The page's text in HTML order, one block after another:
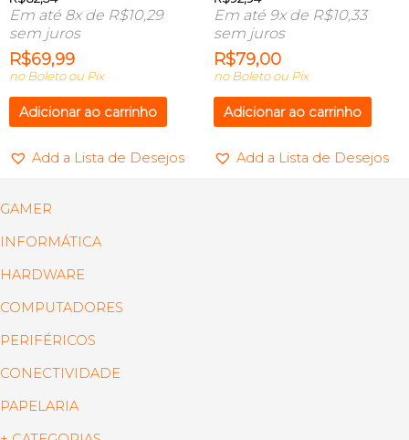
Em até 8x de R$10,29
sem juros
R$69,99
no Boleto ou Pix
Adicionar ao carrinho
Add a Lista de Desejos
Em até 9x de R$10,33
sem juros
R$79,00
no Boleto ou Pix
Adicionar ao carrinho
Add a Lista de Desejos
GAMER
INFORMÁTICA
HARDWARE
COMPUTADORES
PERIFÉRICOS
CONECTIVIDADE
PAPELARIA